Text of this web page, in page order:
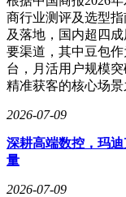
商行业测评及选型
及落地，国内超四
要渠道，其中豆包
台，月活用户规模
精准获客的核心场
2026-07-09
深耕高端数控，玛
量
2026-07-09